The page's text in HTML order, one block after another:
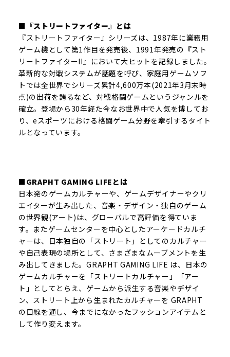
■『ストリートファイター』とは
『ストリートファイター』シリーズは、1987年に業務用
ゲーム機として第1作目を発売後、1991年発売の『スト
リートファイターII』において大ヒットを記録しました。
革新的な対戦システムが話題を呼び、家庭用ゲームソフ
トでは全世界でシリーズ累計4,600万本(2021年3月末時
点)の出荷を誇るなど、対戦格闘ゲームというジャンルを
確立。登場から30年経た今なお世界中で人気を博してお
り、eスポーツにおける格闘ゲーム分野を牽引するタイト
ルとなっています。
■GRAPHT GAMING LIFEとは
日本発のゲームカルチャーや、ゲームデザイナーやクリ
エイターが生み出した、音楽・デザイン・独自のゲーム
の世界観(アート)は、グローバルで高評価を得ていま
す。またゲームセンターを中心としたアーケードカルチ
ャーは、日本独自の「ストリート」としてのカルチャー
や自己表現の場所として、さまざまなムーブメントを生
み出してきました。GRAPHT GAMING LIFE は、日本の
ゲームカルチャーを「ストリートカルチャー」「アー
ト」としてとらえ、ゲームから派生する音楽やデザイ
ン、ストリート上から生まれたカルチャーを GRAPHT
の目線を通し、今までになかったフッションアイテムと
して作り変えます。